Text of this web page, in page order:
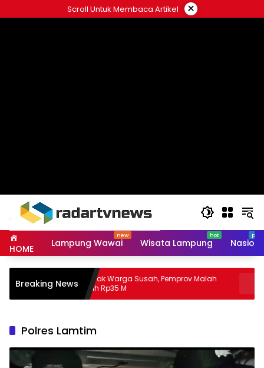
to
Scroll Untuk Membaca Artikel ×
HOME Lampung Wawai Wisata Lampung
Breaking News
Banyak Warga Susah, Pemprov Malah
Hibah Rp35 M
Polres Lamtim